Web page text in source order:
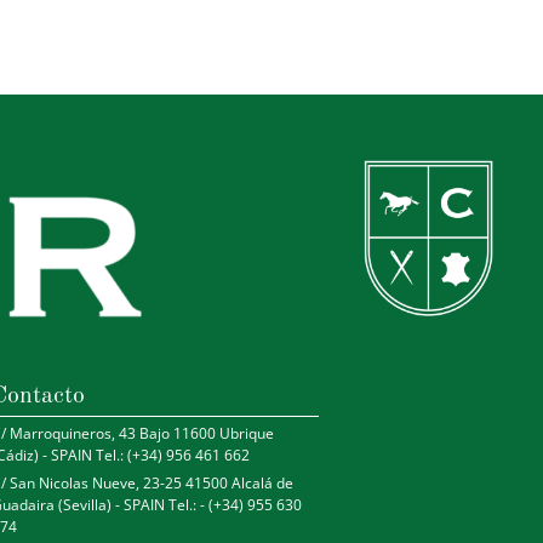
Marroquineros, 43 Bajo 11600 Ubrique
- SPAIN Tel.: (+34) 956 461 662
San Nicolas Nueve, 23-25 41500 Alcalá de
(Sevilla) - SPAIN Tel.: - (+34) 955 630